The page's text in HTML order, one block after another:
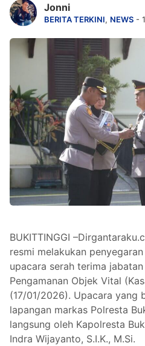
Jonni
BERITA TERKINI, NEWS -
BUKITTINGGI
resmi melakukan
upacara serah terima
Pengamanan Objek Vital
(17/01/2026). Upacara yang
lapangan markas Polresta
langsung oleh Kapolresta
Indra Wijayanto, S.I.K., M.Si.